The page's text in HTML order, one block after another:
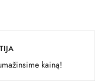
kainą!